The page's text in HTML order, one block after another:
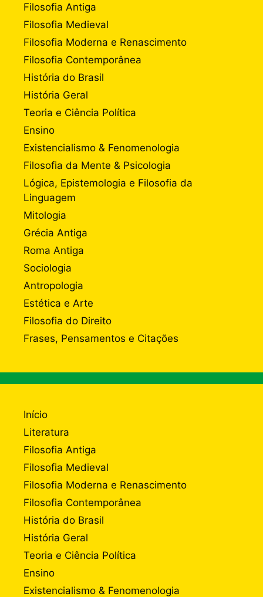
Filosofia Antiga
Filosofia Medieval
Filosofia Moderna e Renascimento
Filosofia Contemporânea
História do Brasil
História Geral
Teoria e Ciência Política
Ensino
Existencialismo & Fenomenologia
Filosofia da Mente & Psicologia
Lógica, Epistemologia e Filosofia da
Linguagem
Mitologia
Grécia Antiga
Roma Antiga
Sociologia
Antropologia
Estética e Arte
Filosofia do Direito
Frases, Pensamentos e Citações
Início
Literatura
Filosofia Antiga
Filosofia Medieval
Filosofia Moderna e Renascimento
Filosofia Contemporânea
História do Brasil
História Geral
Teoria e Ciência Política
Ensino
Existencialismo & Fenomenologia